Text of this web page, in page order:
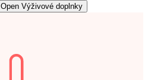
Open Výživové doplnky